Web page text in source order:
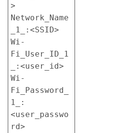
>
Network_Name
_1_:<SSID>
Wi-
Fi_User_ID_1
_:<user_id>
Wi-
Fi_Password_
1_:
<user_passwo
rd>